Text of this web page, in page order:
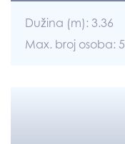
Dužina (m): 3.36
Max. broj osoba: 5